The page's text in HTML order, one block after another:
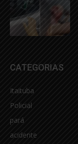
CATEGORIAS
Itaituba
Policial
pará
acidente